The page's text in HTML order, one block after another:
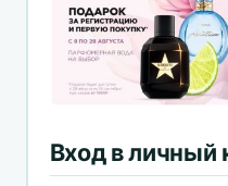
Вход в личный